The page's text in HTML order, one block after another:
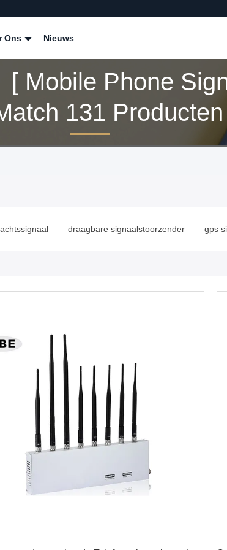
Ons Nieuws
Mobile Phone
131 Producten
signaalstoorzender gps signaalstoorzender